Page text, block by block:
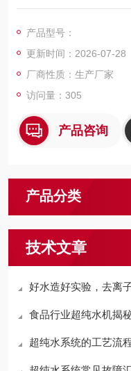
胞培养、基因工程、氨基
产品型号：
更新时间：2026-07-28
厂商性质：生产厂家
访问量：305
产品咨询
产品分类
技术文章
好水造好实验，去离
食品行业超纯水机揭
超纯水系统的工艺流